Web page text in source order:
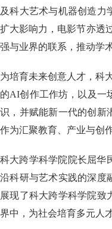
及科大艺术与机器创造力
扩大影响力，电影节亦透
强与业界的联系，推动学
为培育未来创意人才，科
的AI创作工作坊，以及一
识，并赋能新一代的创新
作为汇聚教育、产业与创
科大跨学科学院院长屈华
沿科研与艺术实践的深度
展现了科大跨学科学院致
界中，为社会培育多元人才